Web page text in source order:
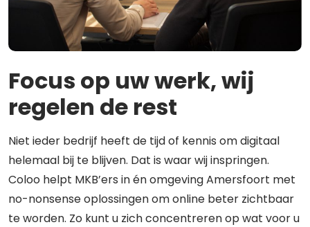
Focus op uw werk, wij
regelen de rest
Niet ieder bedrijf heeft de tijd of kennis om digitaal
helemaal bij te blijven. Dat is waar wij inspringen.
Coloo helpt MKB’ers in én omgeving Amersfoort met
no-nonsense oplossingen om online beter zichtbaar
te worden. Zo kunt u zich concentreren op wat voor u